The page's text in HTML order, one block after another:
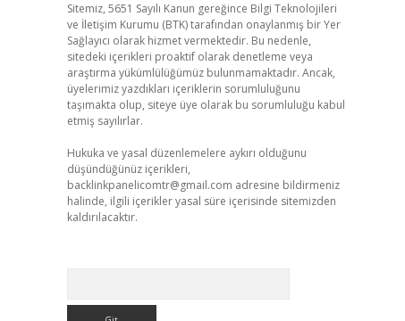
Sitemiz, 5651 Sayılı Kanun gereğince Bilgi Teknolojileri
ve İletişim Kurumu (BTK) tarafından onaylanmış bir Yer
Sağlayıcı olarak hizmet vermektedir. Bu nedenle,
sitedeki içerikleri proaktif olarak denetleme veya
araştırma yükümlülüğümüz bulunmamaktadır. Ancak,
üyelerimiz yazdıkları içeriklerin sorumluluğunu
taşımakta olup, siteye üye olarak bu sorumluluğu kabul
etmiş sayılırlar.
Hukuka ve yasal düzenlemelere aykırı olduğunu
düşündüğünüz içerikleri,
backlinkpanelicomtr@gmail.com adresine bildirmeniz
halinde, ilgili içerikler yasal süre içerisinde sitemizden
kaldırılacaktır.